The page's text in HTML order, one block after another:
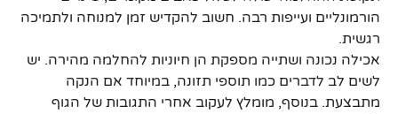
הורמונליים ועייפות רבה. חשוב להקדיש זמן למנוחה ולתמיכה
רגשית.
אכילה נכונה ושתייה מספקת הן חיוניות להחלמה מהירה. יש
לשים לב לדברים כמו תוספי תזונה, במיוחד אם הנקה
מתבצעת. בנוסף, מומלץ לעקוב אחרי התגובות של הגוף